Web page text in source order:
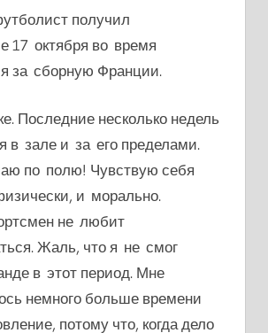
получил
17 октября во время
за сборную Франции.
Последние несколько недель
в зале и за его пределами.
по полю! Чувствую себя
и морально.
не любит
Жаль, что я не смог
в этот период. Мне
немного больше времени
потому что, когда дело